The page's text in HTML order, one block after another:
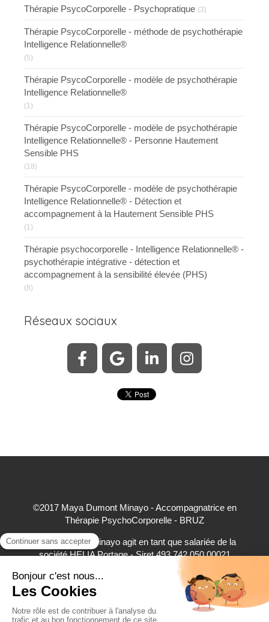
Thérapie PsycoCorporelle - Psychopratique (3)
Thérapie PsycoCorporelle - méthode de psychothérapie
Intelligence Relationnelle®
(5)
Thérapie PsycoCorporelle - modèle de psychothérapie
Intelligence Relationnelle®
(1)
Thérapie PsycoCorporelle - modèle de psychothérapie
Intelligence Relationnelle® - Personne Hautement
Sensible PHS
(18)
Thérapie PsycoCorporelle - modèle de psychothérapie
Intelligence Relationnelle® - Détection et
accompagnement à la Hautement Sensible PHS
(1)
Thérapie psychocorporelle - Intelligence Relationnelle® -
psychothérapie intégrative - détection et
accompagnement à la sensibilité élevée (PHS)
(8)
Réseaux sociaux
©2017 Maya Dumont Minayo - Accompagnatrice en
Thérapie PsychoCorporelle - BRUZ
Maya Dumont Minayo agit en tant que salariée de la
société HELIA Portage - Siret 493 742 050 00021
accepte à ce titre les règlements par carte bancaire,
virement bancaire et espèces